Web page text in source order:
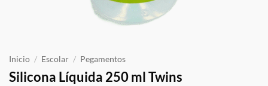
Inicio / Escolar / Pegamentos
Silicona Líquida 250 ml Twins